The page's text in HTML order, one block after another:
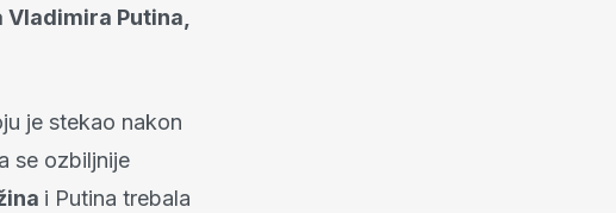
Putina,
je stekao nakon
se ozbiljnije
i Putina trebala